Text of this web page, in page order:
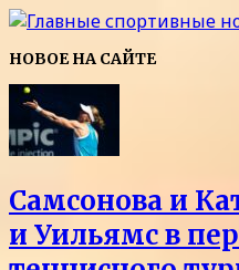
НОВОЕ НА САЙТЕ
Самсонова и
и Уильямс в